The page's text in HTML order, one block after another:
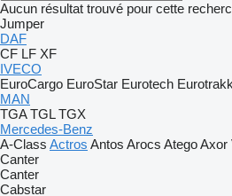
Aucun résultat trouvé pour cette
Jumper
DAF
CF LF XF
IVECO
EuroCargo EuroStar Eurotech
MAN
TGA TGL TGX
Mercedes-Benz
A-Class Actros Antos Arocs AtegoAxor
Canter
Canter
Cabstar